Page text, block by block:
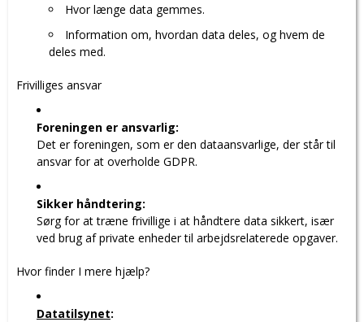
Hvor længe data gemmes.
Information om, hvordan data deles, og hvem de
deles med.
Frivilliges ansvar
Foreningen er ansvarlig:
Det er foreningen, som er den dataansvarlige, der står til
ansvar for at overholde GDPR.
Sikker håndtering:
Sørg for at træne frivillige i at håndtere data sikkert, især
ved brug af private enheder til arbejdsrelaterede opgaver.
Hvor finder I mere hjælp?
Datatilsynet: